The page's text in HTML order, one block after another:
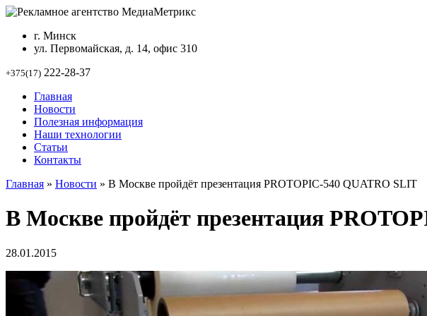
г. Минск
ул. Первомайская, д. 14, офис 310
+375(17) 222-28-37
Главная
Новости
Полезная информация
Наши технологии
Статьи
Контакты
Главная » Новости » В Москве пройдёт презентация PROTOPIC-540 QUATRO SLIT
В Москве пройдёт презентация
28.01.2015